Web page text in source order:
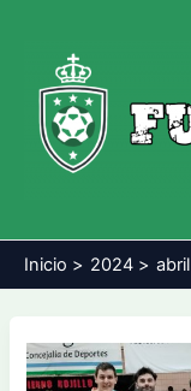
contenido
Inicio 2024 abril